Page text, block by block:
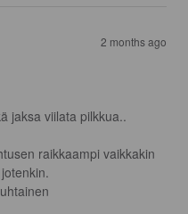
2 months ago
jaksa viilata pilkkua..
raikkaampi vaikkakin